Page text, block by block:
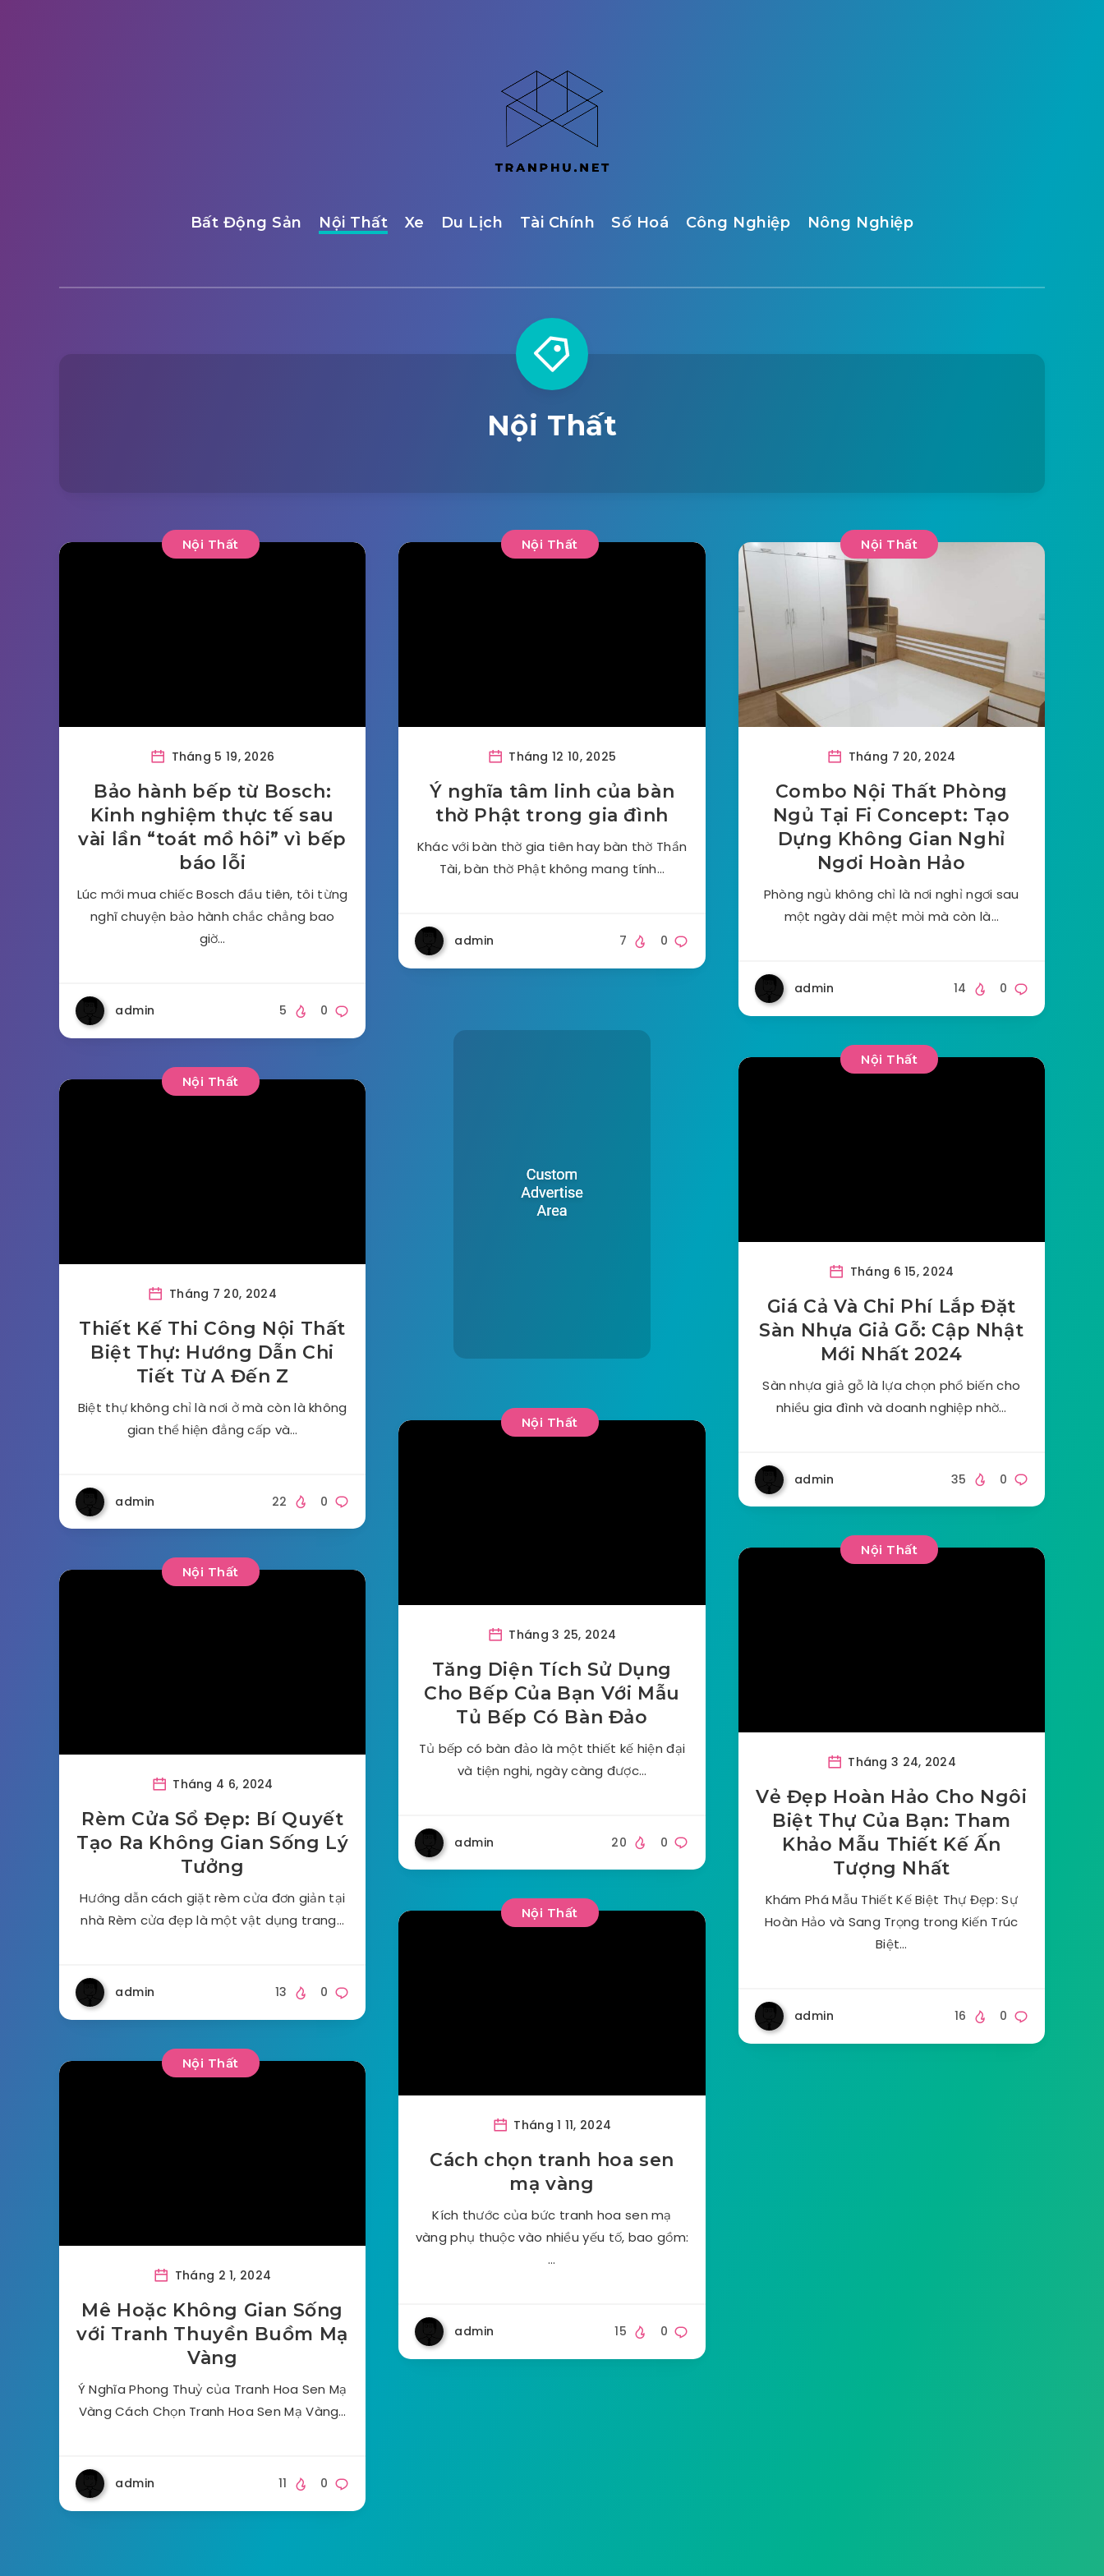
Bất Động Sản Nội Thất Xe Du Lịch Tài Chính Số Hoá Công Nghiệp Nông Nghiệp
Nội Thất
Nội Thất
Tháng 5 19, 2026
Bảo hành bếp từ Bosch:
Kinh nghiệm thực tế sau
vài lần “toát mồ hôi” vì bếp
báo lỗi
Lúc mới mua chiếc Bosch đầu tiên, tôi từng
nghĩ chuyện bảo hành chắc chẳng bao
giờ…
admin 0
5
Nội Thất
Tháng 12 10, 2025
Ý nghĩa tâm linh của bàn
thờ Phật trong gia đình
Khác với bàn thờ gia tiên hay bàn thờ Thần
Tài, bàn thờ Phật không mang tính…
admin 0
7
Nội Thất
Tháng 7 20, 2024
Combo Nội Thất Phòng
Ngủ Tại Fi Concept: Tạo
Dựng Không Gian Nghỉ
Ngơi Hoàn Hảo
Phòng ngủ không chỉ là nơi nghỉ ngơi sau
một ngày dài mệt mỏi mà còn là…
admin 0
14
Nội Thất
Tháng 7 20, 2024
Thiết Kế Thi Công Nội Thất
Biệt Thự: Hướng Dẫn Chi
Tiết Từ A Đến Z
Biệt thự không chỉ là nơi ở mà còn là không
gian thể hiện đẳng cấp và…
admin 0
22
Nội Thất
Tháng 6 15, 2024
Giá Cả Và Chi Phí Lắp Đặt
Sàn Nhựa Giả Gỗ: Cập Nhật
Mới Nhất 2024
Sàn nhựa giả gỗ là lựa chọn phổ biến cho
nhiều gia đình và doanh nghiệp nhờ…
admin 0
35
Nội Thất
Tháng 4 6, 2024
Rèm Cửa Sổ Đẹp: Bí Quyết
Tạo Ra Không Gian Sống Lý
Tưởng
Hướng dẫn cách giặt rèm cửa đơn giản tại
nhà Rèm cửa đẹp là một vật dụng trang…
admin 0
13
Nội Thất
Tháng 3 25, 2024
Tăng Diện Tích Sử Dụng
Cho Bếp Của Bạn Với Mẫu
Tủ Bếp Có Bàn Đảo
Tủ bếp có bàn đảo là một thiết kế hiện đại
và tiện nghi, ngày càng được…
admin 0
20
Nội Thất
Tháng 3 24, 2024
Vẻ Đẹp Hoàn Hảo Cho Ngôi
Biệt Thự Của Bạn: Tham
Khảo Mẫu Thiết Kế Ấn
Tượng Nhất
Khám Phá Mẫu Thiết Kế Biệt Thự Đẹp: Sự
Hoàn Hảo và Sang Trọng trong Kiến Trúc
Biệt…
admin 0
16
Nội Thất
Tháng 2 1, 2024
Mê Hoặc Không Gian Sống
với Tranh Thuyền Buồm Mạ
Vàng
Ý Nghĩa Phong Thuỷ của Tranh Hoa Sen Mạ
Vàng Cách Chọn Tranh Hoa Sen Mạ Vàng…
admin 0
11
Nội Thất
Tháng 1 11, 2024
Cách chọn tranh hoa sen
mạ vàng
Kích thước của bức tranh hoa sen mạ
vàng phụ thuộc vào nhiều yếu tố, bao gồm:
…
admin 0
15